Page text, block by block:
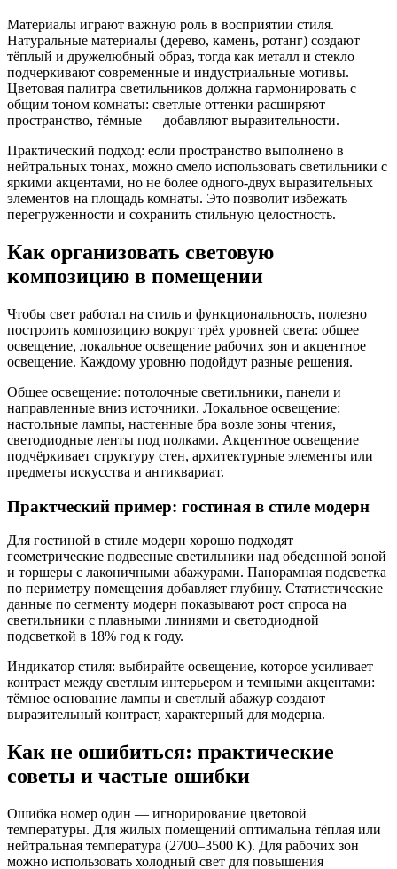
Материалы играют важную роль в восприятии стиля.
Натуральные материалы (дерево, камень, ротанг) создают
тёплый и дружелюбный образ, тогда как металл и стекло
подчеркивают современные и индустриальные мотивы.
Цветовая палитра светильников должна гармонировать с
общим тоном комнаты: светлые оттенки расширяют
пространство, тёмные — добавляют выразительности.
Практический подход: если пространство выполнено в
нейтральных тонах, можно смело использовать светильники с
яркими акцентами, но не более одного-двух выразительных
элементов на площадь комнаты. Это позволит избежать
перегруженности и сохранить стильную целостность.
Как организовать световую
композицию в помещении
Чтобы свет работал на стиль и функциональность, полезно
построить композицию вокруг трёх уровней света: общее
освещение, локальное освещение рабочих зон и акцентное
освещение. Каждому уровню подойдут разные решения.
Общее освещение: потолочные светильники, панели и
направленные вниз источники. Локальное освещение:
настольные лампы, настенные бра возле зоны чтения,
светодиодные ленты под полками. Акцентное освещение
подчёркивает структуру стен, архитектурные элементы или
предметы искусства и антиквариат.
Практческий пример: гостиная в стиле модерн
Для гостиной в стиле модерн хорошо подходят
геометрические подвесные светильники над обеденной зоной
и торшеры с лаконичными абажурами. Панорамная подсветка
по периметру помещения добавляет глубину. Статистические
данные по сегменту модерн показывают рост спроса на
светильники с плавными линиями и светодиодной
подсветкой в 18% год к году.
Индикатор стиля: выбирайте освещение, которое усиливает
контраст между светлым интерьером и темными акцентами:
тёмное основание лампы и светлый абажур создают
выразительный контраст, характерный для модерна.
Как не ошибиться: практические
советы и частые ошибки
Ошибка номер один — игнорирование цветовой
температуры. Для жилых помещений оптимальна тёплая или
нейтральная температура (2700–3500 K). Для рабочих зон
можно использовать холодный свет для повышения